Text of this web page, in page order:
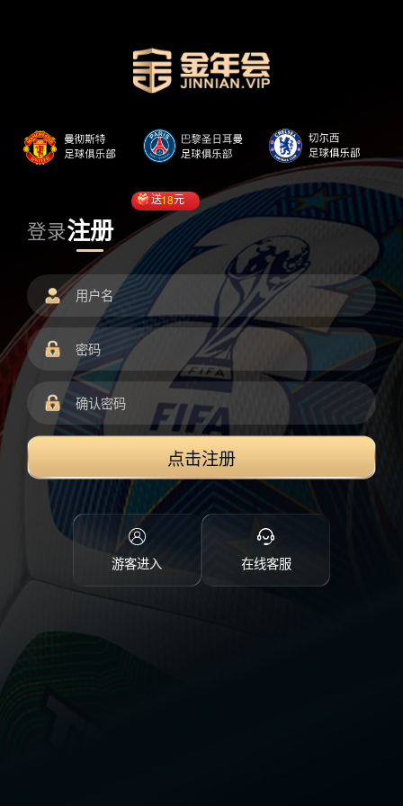
登录注册
送18元
点击注册
游客进入 在线客服